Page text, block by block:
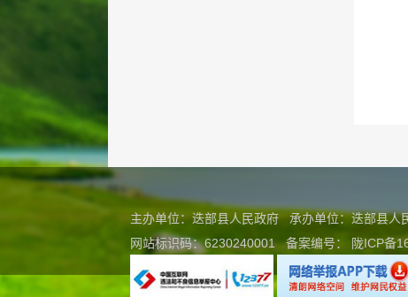
主办单位：迭部县人民政府 承办单位：迭部县
网站标识码：6230240001
备案编号： 陇ICP备